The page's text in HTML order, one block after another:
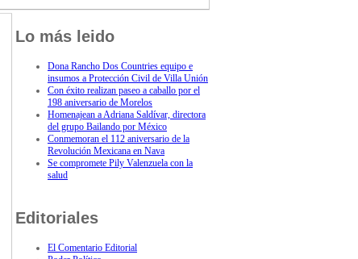
Lo más leido
Dona Rancho Dos Countries equipo e
insumos a Protección Civil de Villa Unión
Con éxito realizan paseo a caballo por el
198 aniversario de Morelos
Homenajean a Adriana Saldívar, directora
del grupo Bailando por México
Conmemoran el 112 aniversario de la
Revolución Mexicana en Nava
Se compromete Pily Valenzuela con la
salud
Editoriales
El Comentario Editorial